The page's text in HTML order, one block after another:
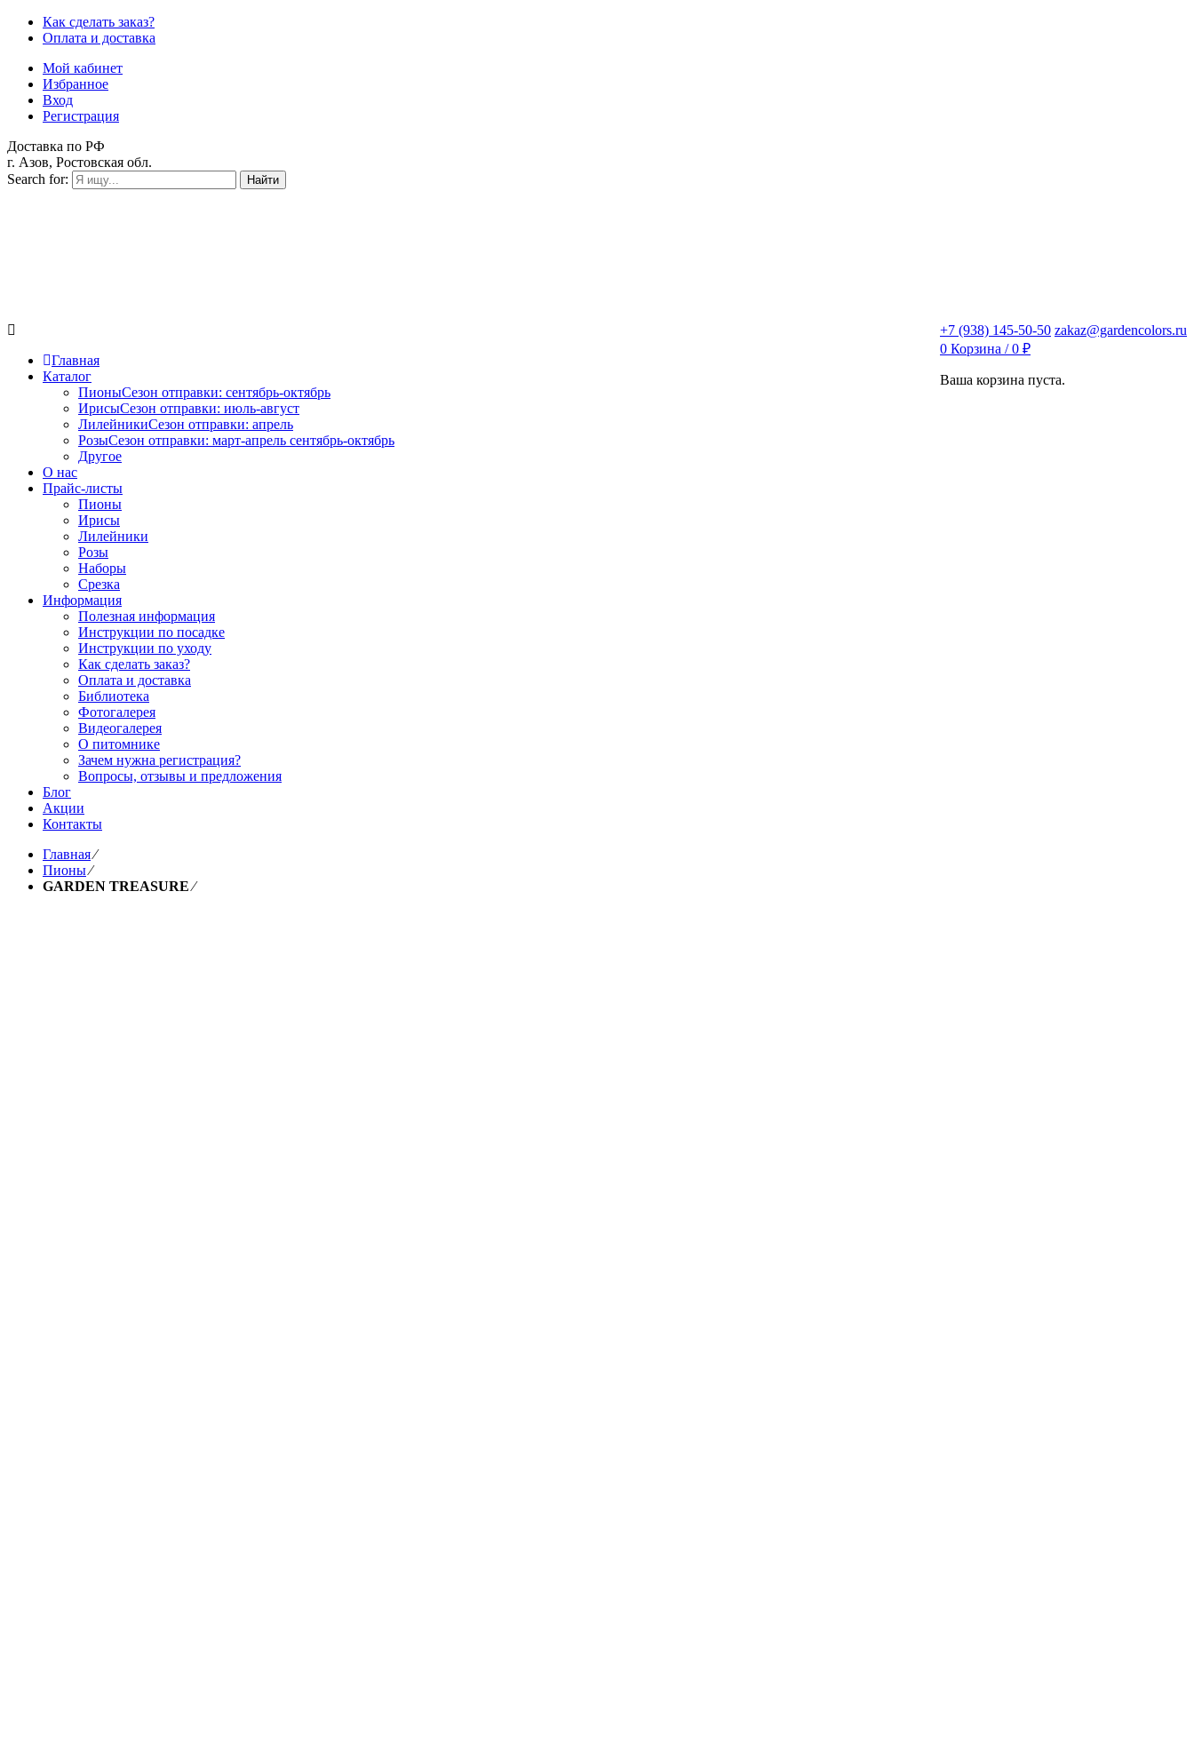
Как сделать заказ?
Оплата и доставка
Мой кабинет
Избранное
Вход
Регистрация
Доставка по РФ
г. Азов, Ростовская обл.
Search for:
Найти
+7 (938) 145-50-50 zakaz@gardencolors.ru
0 Корзина /0 ₽
Ваша корзина пуста.
Главная
Каталог
ПионыСезон отправки: сентябрь-октябрь
ИрисыСезон отправки: июль-август
ЛилейникиСезон отправки: апрель
РозыСезон отправки: март-апрель сентябрь-октябрь
Другое
О нас
Прайс-листы
Пионы
Ирисы
Лилейники
Розы
Наборы
Срезка
Информация
Полезная информация
Инструкции по посадке
Инструкции по уходу
Как сделать заказ?
Оплата и доставка
Библиотека
Фотогалерея
Видеогалерея
О питомнике
Зачем нужна регистрация?
Вопросы, отзывы и предложения
Блог
Акции
Контакты
Главная⁄
Пионы⁄
GARDEN TREASURE⁄